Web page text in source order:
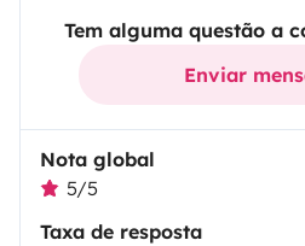
Tem alguma questão a
Enviar
Nota global
5/5
Taxa de resposta